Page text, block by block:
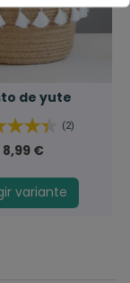
de yute
(2)
8,99 €
variante